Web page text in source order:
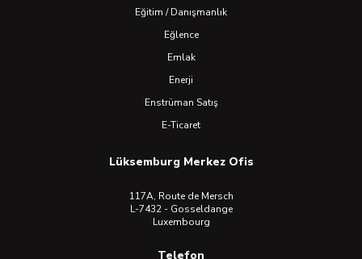
Eğitim / Danışmanlık
Eğlence
Emlak
Enerji
Enstrüman Satış
E-Ticaret
Lüksemburg Merkez Ofis
117A, Route de Mersch
L-7432 - Gosseldange
Luxembourg
Telefon